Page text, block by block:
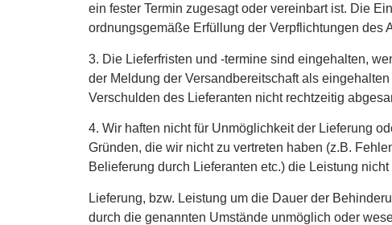
ein fester Termin zugesagt oder vereinbart ist. Die
ordnungsgemäße Erfüllung der Verpflichtungen des
3. Die Lieferfristen und -termine sind eingehalten,
der Meldung der Versandbereitschaft als
Verschulden des Lieferanten nicht rechtzeitig
4. Wir haften nicht für Unmöglichkeit der Lieferung
Gründen, die wir nicht zu vertreten haben (z.B.
Belieferung durch Lieferanten etc.) die Leistung
Lieferung, bzw. Leistung um die Dauer der
durch die genannten Umstände unmöglich oder